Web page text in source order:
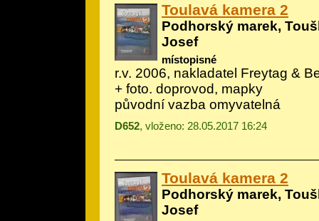
Toulavá kamera 2
Podhorský marek,
Josef
místopisné
r.v. 2006, nakladatel Freytag &
+ foto. doprovod, mapky
původní vazba omyvatelná
D652, vloženo: 28.05.2017 16:24
Toulavá kamera 2
Podhorský marek,
Josef